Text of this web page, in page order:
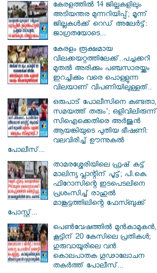
കേരളത്തിൽ 14 ജില്ലകളിലും
അടിയന്തര മുന്നറിയിപ്പ്; മൂന്ന്
ജില്ലകൾക്ക് റെഡ് അലേർട്ട്:
ജാഗ്രതയോടെ...
കേരളം രൂക്ഷമായ
വിലക്കയറ്റത്തിലേക്ക്..പച്ചക്കറി
മുതൽ അരിക്കും പഞ്ചസാരയ്ക്കും
ഇറച്ചിക്കും വരെ പൊള്ളുന്ന
വിലയാണ് വിപണിയിലുള്ളത്..
ഒരുപാട് പോലീസിനെ കണ്ടതാ,
സമയത്ത് തരും'; ഒളിവിലിരുന്ന്
സിഐക്കെതിരെ അർജുൻ
ആയങ്കിയുടെ പുതിയ ഭീഷണി:
വലവിരിച്ച് ഊന്നുകൽ
പോലീസ്...
താമരശ്ശേരിയിലെ ഫ്രഷ് കട്ട്
മാലിന്യ പ്ലാന്റിന് പൂട്ട്; പി.കെ.
ഫിറോസിന്റെ ഇടപെടലിനെ
പ്രശംസിച്ച് രാഹുൽ
മാങ്കൂട്ടത്തിലിന്റെ ഫേസ്ബുക്ക്
പോസ്റ്റ്...
പെൺവേഷത്തിൽ മുൻകാമുകൻ,
കൂട്ടിന് 20 കേസിലെ പ്രതികൾ;
ഗുരുവായൂരിലെ വൻ
കൊലപാതക ഗൂഢാലോചന
തകർത്ത് പോലീസ്...